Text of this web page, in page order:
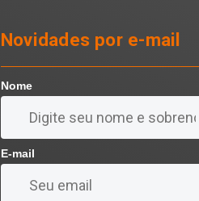
Novidades por e-mail
Nome
E-mail